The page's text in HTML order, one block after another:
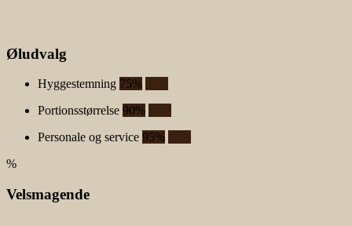
Øludvalg
Hyggestemning 75%
Portionsstørrelse 90%
Personale og service 95%
%
Velsmagende